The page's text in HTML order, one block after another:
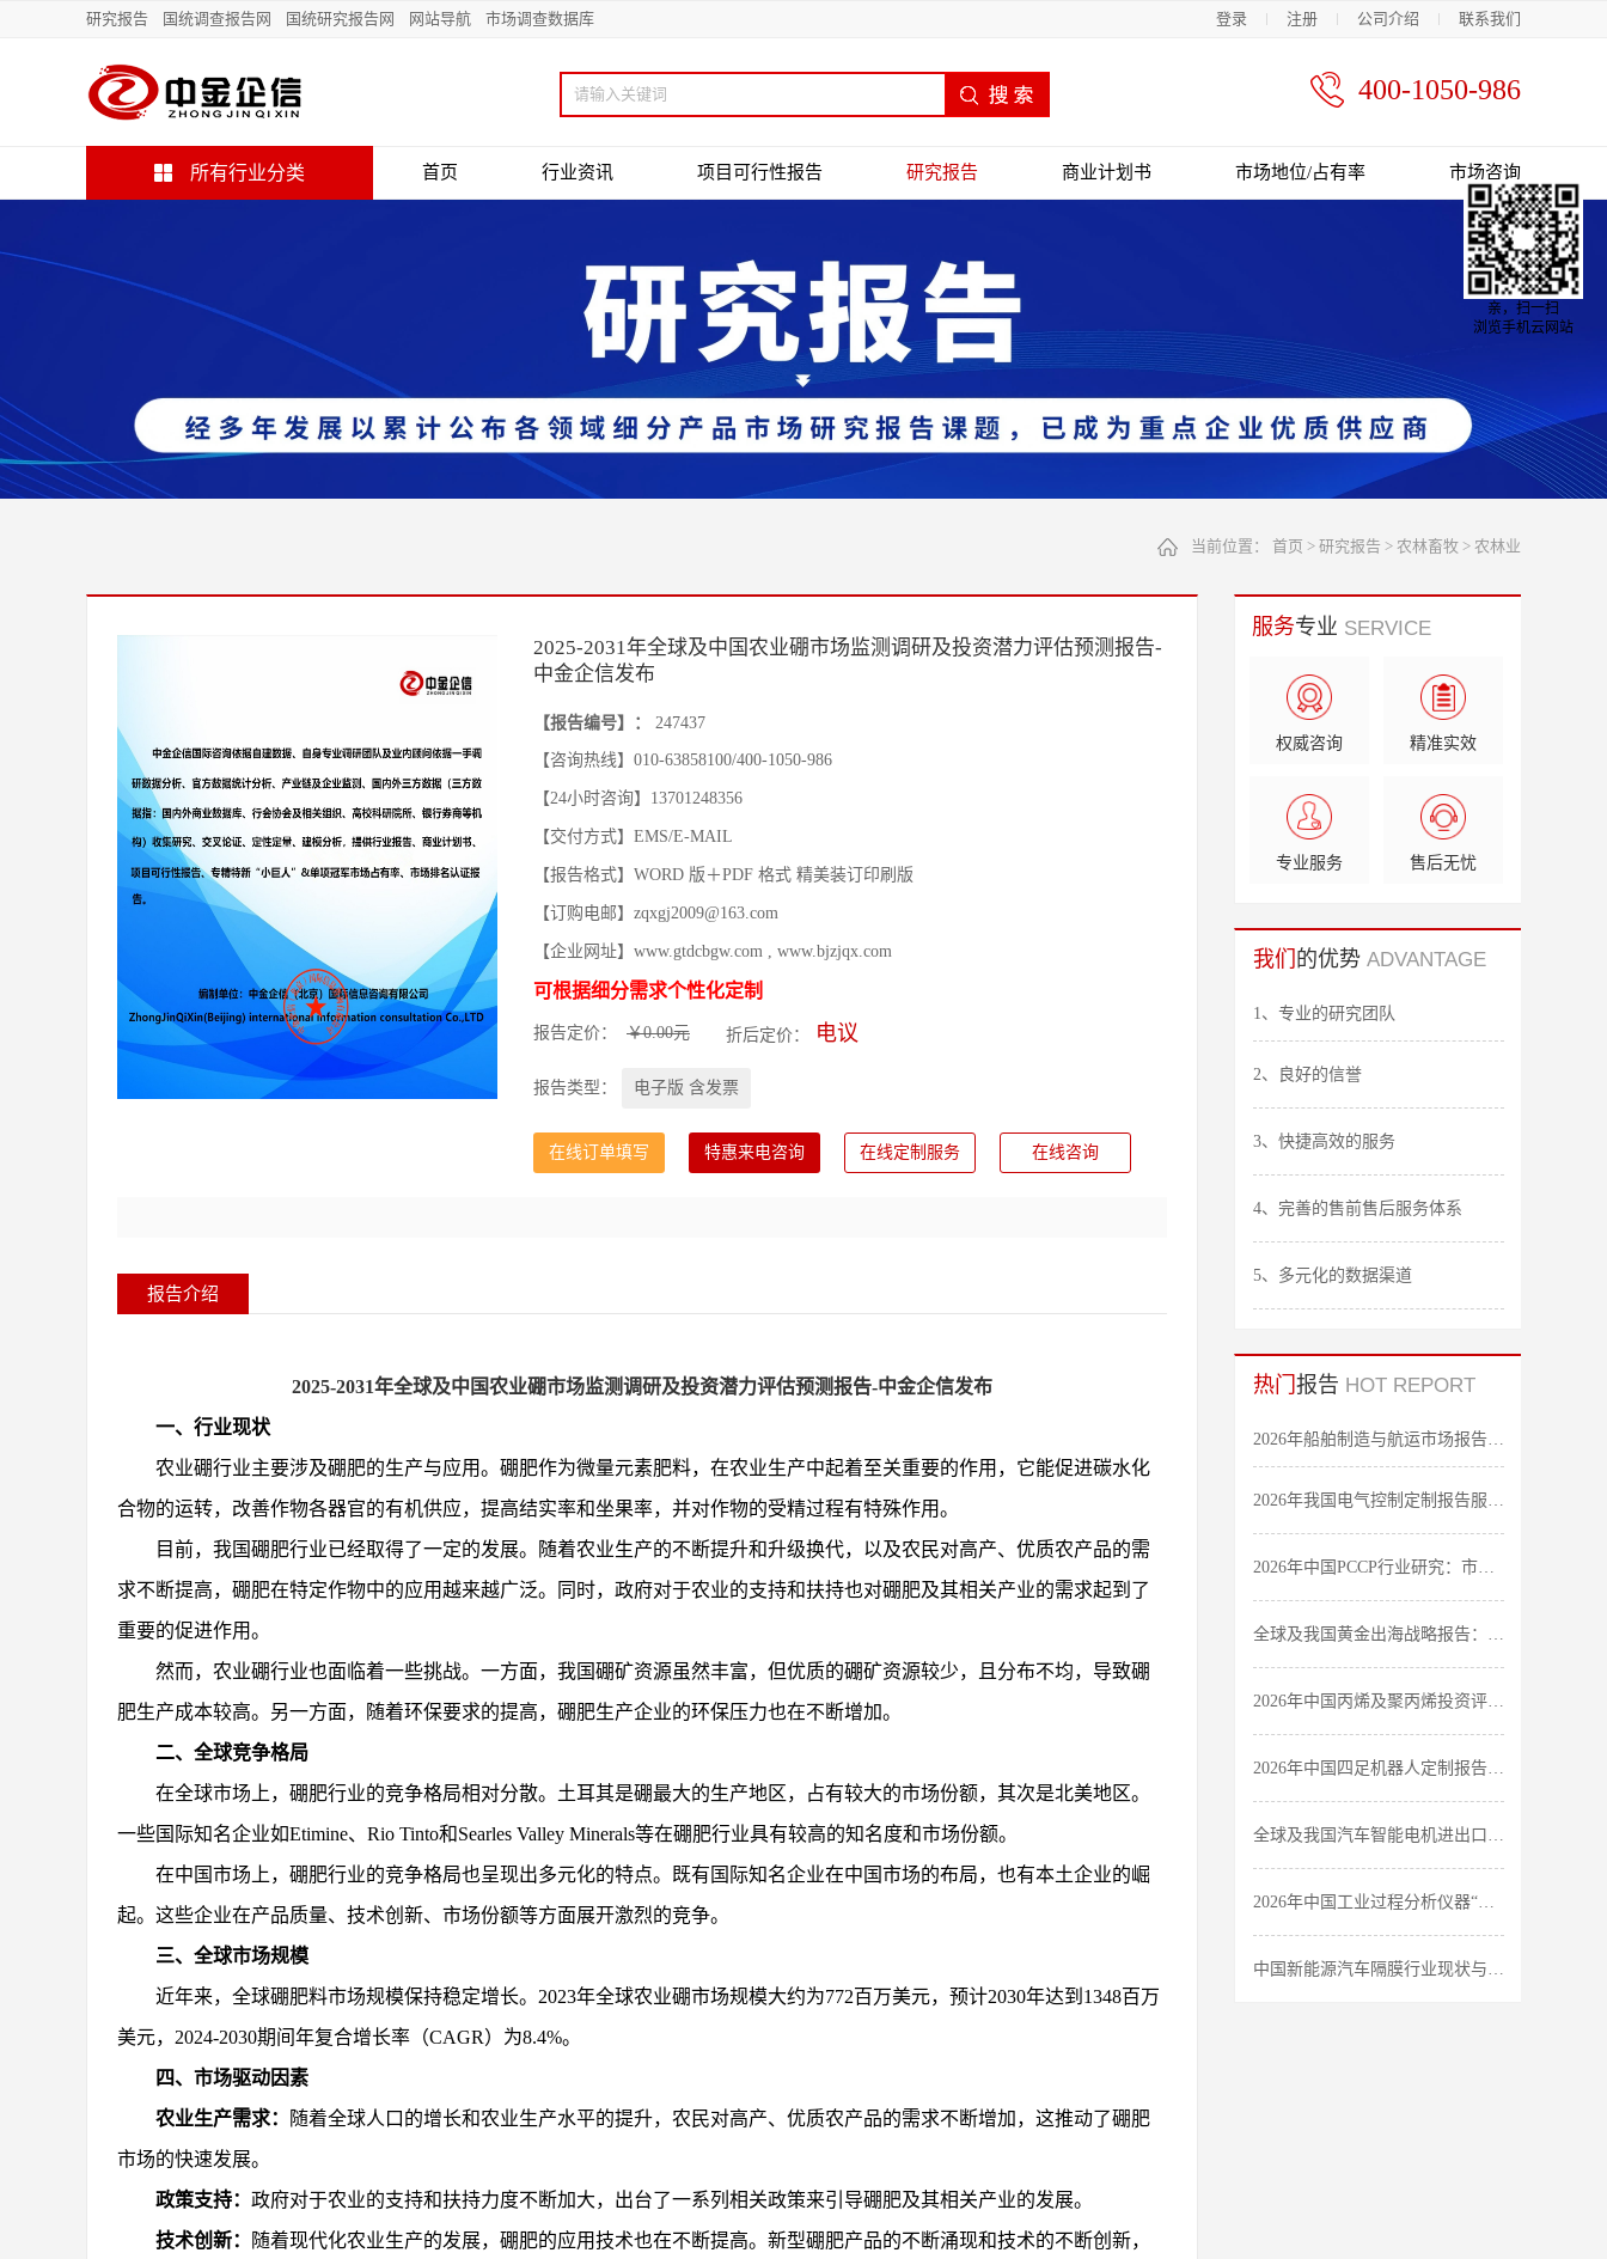
公司介绍 联系我们
登录 注册
研究报告 国统调查报告网 国统研究报告网 网站导航 市场调查数据库
所有行业分类
400-1050-986
首页 行业资讯 项目可行性报告 研究报告 商业计划书 市场地位/占有率 市场咨询
当前位置： 首页 > 研究报告 > 农林畜牧 > 农林业
2025-2031年全球及中国农业硼市场监测调研及投资潜力评估预测报告-
中金企信发布
【报告编号】： 247437
【咨询热线】010-63858100/400-1050-986
【24小时咨询】13701248356
【交付方式】EMS/E-MAIL
【报告格式】WORD 版＋PDF 格式 精美装订印刷版
【订购电邮】zqxgj2009@163.com
【企业网址】www.gtdcbgw.com , www.bjzjqx.com
可根据细分需求个性化定制
报告定价： ￥0.00元 折后定价： 电议
报告类型： 电子版 含发票
在线订单填写 特惠来电咨询 在线定制服务 在线咨询
报告介绍
2025-2031年全球及中国农业硼市场监测调研及投资潜力评估预测报告-中金企信发布
一、行业现状
农业硼行业主要涉及硼肥的生产与应用。硼肥作为微量元素肥料，在农业生产中起着至关重要的作用，它能促进碳水化
合物的运转，改善作物各器官的有机供应，提高结实率和坐果率，并对作物的受精过程有特殊作用。
目前，我国硼肥行业已经取得了一定的发展。随着农业生产的不断提升和升级换代，以及农民对高产、优质农产品的需
求不断提高，硼肥在特定作物中的应用越来越广泛。同时，政府对于农业的支持和扶持也对硼肥及其相关产业的需求起到了
重要的促进作用。
然而，农业硼行业也面临着一些挑战。一方面，我国硼矿资源虽然丰富，但优质的硼矿资源较少，且分布不均，导致硼
肥生产成本较高。另一方面，随着环保要求的提高，硼肥生产企业的环保压力也在不断增加。
二、全球竞争格局
在全球市场上，硼肥行业的竞争格局相对分散。土耳其是硼最大的生产地区，占有较大的市场份额，其次是北美地区。
一些国际知名企业如Etimine、Rio Tinto和Searles Valley Minerals等在硼肥行业具有较高的知名度和市场份额。
在中国市场上，硼肥行业的竞争格局也呈现出多元化的特点。既有国际知名企业在中国市场的布局，也有本土企业的崛
起。这些企业在产品质量、技术创新、市场份额等方面展开激烈的竞争。
三、全球市场规模
近年来，全球硼肥料市场规模保持稳定增长。 2023年全球农业硼市场规模大约为772百万美元，预计2030年达到1348百万
美元，2024-2030期间年复合增长率（CAGR）为8.4%。
四、市场驱动因素
农业生产需求：
随着全球人口的增长和农业生产水平的提升，农民对高产、优质农产品的需求不断增加，这推动了硼肥
市场的快速发展。
政策支持： 政府对于农业的支持和扶持力度不断加大，出台了一系列相关政策来引导硼肥及其相关产业的发展。
技术创新：
随着现代化农业生产的发展，硼肥的应用技术也在不断提高。新型硼肥产品的不断涌现和技术的不断创新，
服务专业 SERVICE
权威咨询 精准实效
专业服务 售后无忧
我们 的优势 ADVANTAGE
1、专业的研究团队
2、良好的信誉
3、快捷高效的服务
4、完善的售前售后服务体系
5、多元化的数据渠道
热门 报告 HOT REPORT
2026年船舶制造与航运市场报告：全球及我国行业发展态势调研-中金企信发布
2026年我国电气控制定制报告服务：细分应用领域研究及发展态势-中金企信发布
2026年中国PCCP行业研究：市场规模及前景发展研究-中金企信发布
全球及我国黄金出海战略报告：行业发展现状分析-中金企信发布
2026年中国丙烯及聚丙烯投资评估报告：市场应用领域分析-中金企信发布
2026年中国四足机器人定制报告：中金企信预计至2030年的市场规模将达530.1亿元
全球及我国汽车智能电机进出口贸易报告：市场规模及发展态势分析-中金企信发布
2026年中国工业过程分析仪器“十五五”报告：行业发展态势分析-中金企信发布
中国新能源汽车隔膜行业现状与发展趋势：高景气赛道下的结构性机遇-中金企信发布
亲，扫一扫
浏览手机云网站